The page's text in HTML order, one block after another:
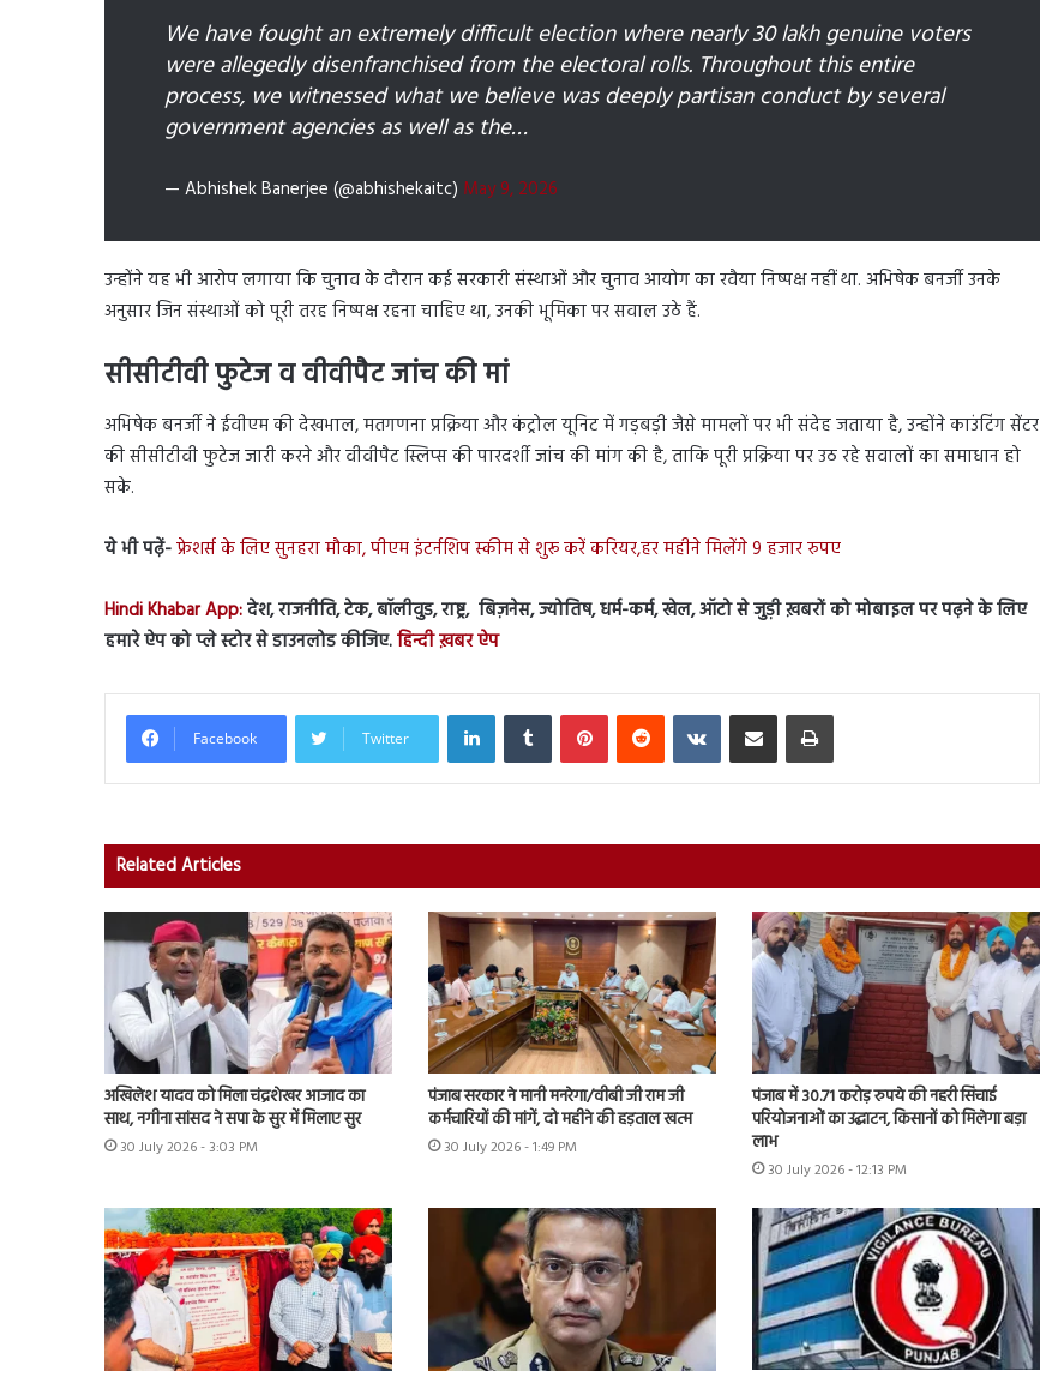
We have fought an extremely difficult election where nearly 30 lakh genuine voters
were allegedly disenfranchised from the electoral rolls. Throughout this entire
process, we witnessed what we believe was deeply partisan conduct by several
government agencies as well as the…
— Abhishek Banerjee (@abhishekaitc) May 9, 2026
उन्होंने यह भी आरोप लगाया कि चुनाव के दौरान कई सरकारी संस्थाओं और चुनाव आयोग का रवैया निष्पक्ष नहीं था. अभिषेक बनर्जी उनके
अनुसार जिन संस्थाओं को पूरी तरह निष्पक्ष रहना चाहिए था, उनकी भूमिका पर सवाल उठे हैं.
सीसीटीवी फुटेज व वीवीपैट जांच की मां
अभिषेक बनर्जी ने ईवीएम की देखभाल, मतगणना प्रक्रिया और कंट्रोल यूनिट में गड़बड़ी जैसे मामलों पर भी संदेह जताया है, उन्होंने काउंटिंग सेंटर
की सीसीटीवी फुटेज जारी करने और वीवीपैट स्लिप्स की पारदर्शी जांच की मांग की है, ताकि पूरी प्रक्रिया पर उठ रहे सवालों का समाधान हो
सके.
ये भी पढ़ें-फ्रेशर्स के लिए सुनहरा मौका, पीएम इंटर्नशिप स्कीम से शुरू करें करियर,हर महीने मिलेंगे 9 हजार रुपए
Hindi Khabar App:देश, राजनीति, टेक, बॉलीवुड, राष्ट्र, बिज़नेस, ज्योतिष, धर्म-कर्म, खेल, ऑटो से जुड़ी ख़बरों को मोबाइल पर पढ़ने के लिए
हमारे ऐप को प्ले स्टोर से डाउनलोड कीजिए.हिन्दी ख़बर ऐप
Facebook Twitter
LinkedInTumblr PinterestReddit VKontakteShare via Email Print
Related Articles
अखिलेश यादव को मिला चंद्रशेखर आजाद का
साथ, नगीना सांसद ने सपा के सुर में मिलाए सुर
30 July 2026 - 3:03 PM
पंजाब सरकार ने मानी मनरेगा/वीबी जी राम जी
कर्मचारियों की मांगें, दो महीने की हड़ताल खत्म
30 July 2026 - 1:49 PM
पंजाब में 30.71 करोड़ रुपये की नहरी सिंचाई
परियोजनाओं का उद्घाटन, किसानों को मिलेगा बड़ा
लाभ
30 July 2026 - 12:13 PM